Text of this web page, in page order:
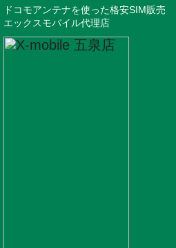
ドコモアンテナを使った格安SIM販売
エックスモバイル代理店